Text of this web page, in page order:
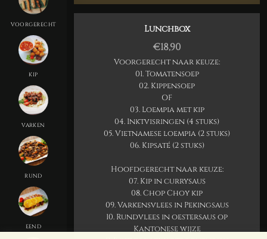
VOORGERECHT
KIP
VARKEN
RUND
EEND
Lunchbox
€18,90
Voorgerecht naar keuze:
01. Tomatensoep
02. Kippensoep
OF
03. Loempia met kip
04. Inktvisringen (4 stuks)
05. Vietnamese loempia (2 stuks)
06. Kipsaté (2 stuks)
Hoofdgerecht naar keuze:
07. Kip in currysaus
08. Chop Choy kip
09. Varkensvlees in Pekingsaus
10. Rundvlees in oestersaus op
Kantonese wijze